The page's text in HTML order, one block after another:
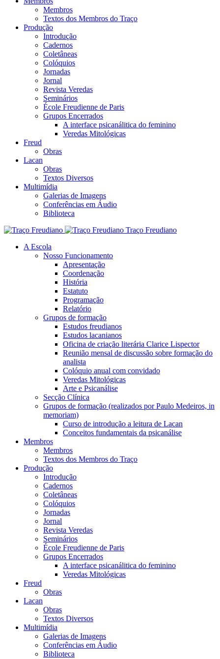
Membros
Textos dos Membros do Traço
Produção
Introdução
Cadernos
Coletâneas
Colóquios
Jornadas
Jornal
Revista Veredas
Seminários
École Freudienne de Paris
Grupos Encerrados
A interface psicanálitica do feminino
Veredas Mitológicas
Freud
Obras
Lacan
Obras
Textos Diversos
Multimídia
Galerias de Imagens
Conferências em Áudio
Biblioteca
Traço Freudiano
A Escola
Nosso Funcionamento
Apresentação
Coordenação
História
Estatuto
Programação
Relatório
Grupos de formação
Estudos freudianos
Estudos lacanianos
Oficina de criação literária Clarice Lispector
Reunião mensal de discussão sobre formação do
analista
Colóquio anual com convidado
Veredas Mitológicas
Arte e Psicanálise
Secção Clínica
Grupos de formação (realizados por Paulo Medeiros, in
memoriam)
Curso de introdução a leitura de Lacan
Conceitos fundamentais da psicanálise
Membros
Membros
Textos dos Membros do Traço
Produção
Introdução
Cadernos
Coletâneas
Colóquios
Jornadas
Jornal
Revista Veredas
Seminários
École Freudienne de Paris
Grupos Encerrados
A interface psicanálitica do feminino
Veredas Mitológicas
Freud
Obras
Lacan
Obras
Textos Diversos
Multimídia
Galerias de Imagens
Conferências em Áudio
Biblioteca